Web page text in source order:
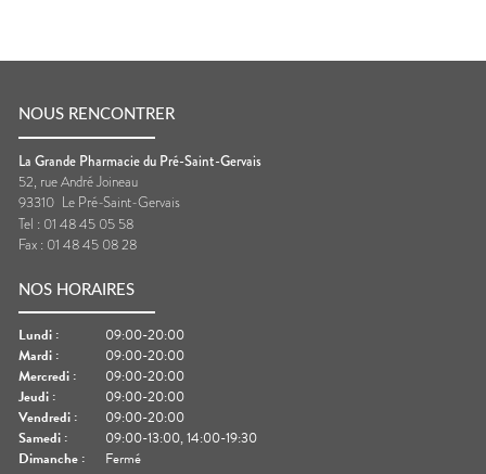
NOUS RENCONTRER
La Grande Pharmacie du Pré-Saint-Gervais
52, rue André Joineau
93310 Le Pré-Saint-Gervais
Tel : 01 48 45 05 58
Fax : 01 48 45 08 28
NOS HORAIRES
Lundi :
09:00-20:00
Mardi :
09:00-20:00
Mercredi :
09:00-20:00
Jeudi :
09:00-20:00
Vendredi :
09:00-20:00
Samedi :
09:00-13:00, 14:00-19:30
Dimanche : Fermé